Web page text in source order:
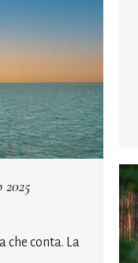
che conta. La